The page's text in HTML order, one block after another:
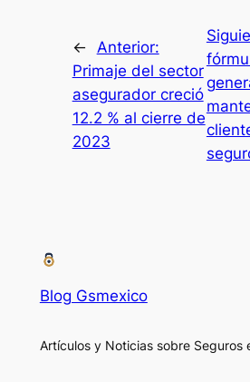
← Anterior:
Primaje del sector
asegurador creció
12.2 % al cierre de
2023
Blog Gsmexico
Artículos y Noticias sobre Seguros